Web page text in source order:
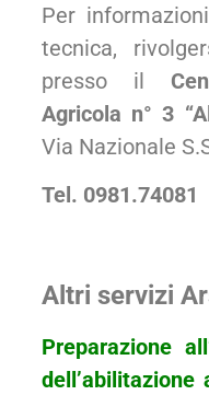
Per
tecnica,
presso il
Agricola n° 3
Via Nazionale
Tel. 0981.74081
Altri servizi
Preparazione
dell’abilitazione